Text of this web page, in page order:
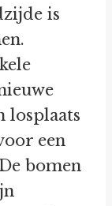
is
losplaats
een
bomen